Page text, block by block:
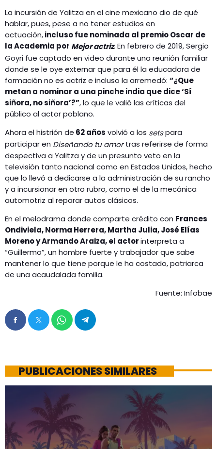
La incursión de Yalitza en el cine mexicano dio de qué
hablar, pues, pese a no tener estudios en
actuación,incluso fue nominada al premio Oscar de
la Academia por Mejor actriz. En febrero de 2019, Sergio
Goyri fue captado en video durante una reunión familiar
donde se le oye externar que para él la educadora de
formación no es actriz e incluso la arremedó: “¿Que
metan a nominar a una pinche india que dice ‘Sí
siñora, no siñora’?”, lo que le valió las críticas del
público al actor poblano.
Ahora el histrión de 62 años volvió a los setspara
participar en Diseñando tu amortras referirse de forma
despectiva a Yalitza y de un presunto veto en la
televisión tanto nacional como en Estados Unidos, hecho
que lo llevó a dedicarse a la administración de su rancho
y a incursionar en otro rubro, como el de la mecánica
automotriz al reparar autos clásicos.
En el melodrama donde comparte crédito con Frances
Ondiviela, Norma Herrera, Martha Julia, José Elías
Moreno y Armando Araiza, el actorinterpreta a
“Guillermo”, un hombre fuerte y trabajador que sabe
mantener lo que tiene porque le ha costado, patriarca
de una acaudalada familia.
Fuente: Infobae
PUBLICACIONES SIMILARES